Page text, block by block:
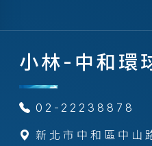
小林-中和環
02-22238878
新北市中和區中山